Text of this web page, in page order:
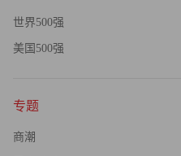
世界500强
美国500强
专题
商潮